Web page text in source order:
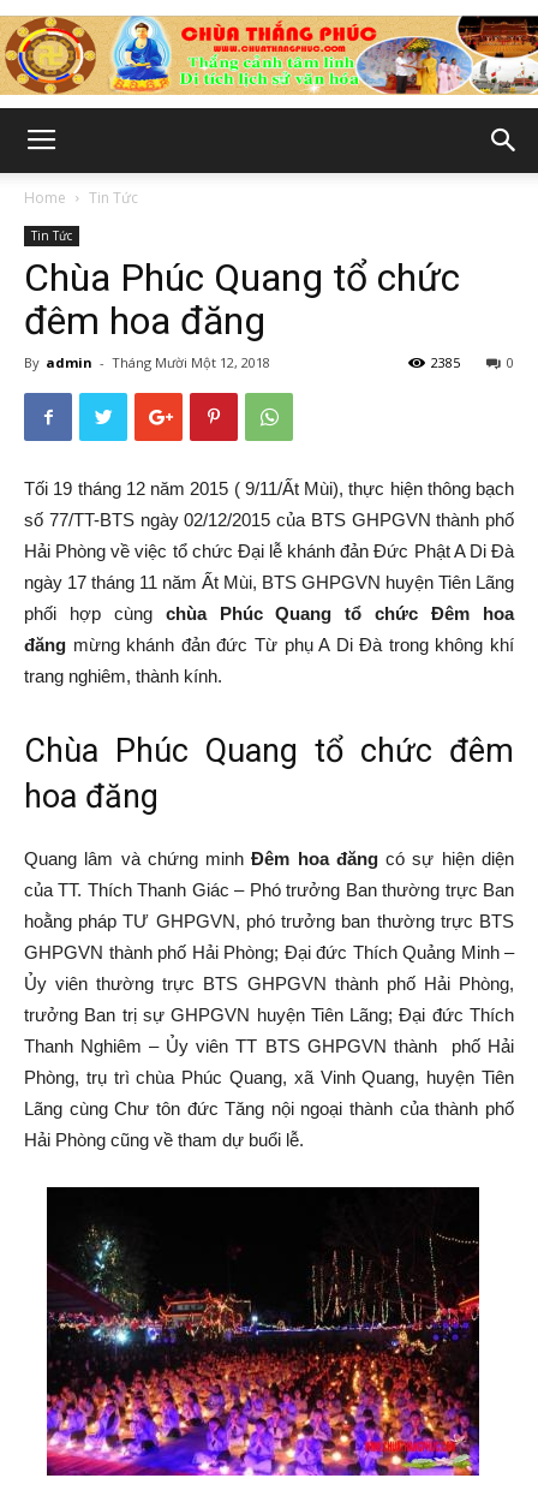
Phúc
Tiên
Phòng
Home Tin Tức
Tin Tức
Chùa Phúc Quang tổ chức
đêm hoa đăng
By admin - Tháng Mười Một 12, 2018 0
2385
Tối 19 tháng 12 năm 2015 ( 9/11/Ất Mùi), thực hiện thông bạch
số 77/TT-BTS ngày 02/12/2015 của BTS GHPGVN thành phố
Hải Phòng về việc tổ chức Đại lễ khánh đản Đức Phật A Di Đà
ngày 17 tháng 11 năm Ất Mùi, BTS GHPGVN huyện Tiên Lãng
phối hợp cùng chùa Phúc Quang tổ chức Đêm hoa
đăng mừng khánh đản đức Từ phụ A Di Đà trong không khí
trang nghiêm, thành kính.
Chùa Phúc Quang tổ chức đêm
hoa đăng
Quang lâm và chứng minhĐêm hoa đăngcó sự hiện diện
của TT. Thích Thanh Giác – Phó trưởng Ban thường trực Ban
hoằng pháp TƯ GHPGVN, phó trưởng ban thường trực BTS
GHPGVN thành phố Hải Phòng; Đại đức Thích Quảng Minh –
Ủy viên thường trực BTS GHPGVN thành phố Hải Phòng,
trưởng Ban trị sự GHPGVN huyện Tiên Lãng; Đại đức Thích
Thanh Nghiêm – Ủy viên TT BTS GHPGVN thành phố Hải
Phòng, trụ trì chùa Phúc Quang, xã Vinh Quang, huyện Tiên
Lãng cùng Chư tôn đức Tăng nội ngoại thành của thành phố
Hải Phòng cũng về tham dự buổi lễ.